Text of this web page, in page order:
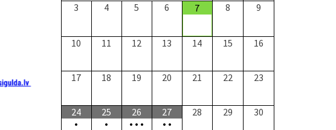
3 4 5 6 7 8 9
10 11 12 13 14 15 16
17 18 19 20 21 22 23
24
•
25
•
26
• • •
27
• •
28 29 30